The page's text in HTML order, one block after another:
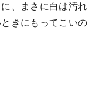
、まさに白は汚れ
きにもってこいの